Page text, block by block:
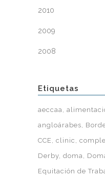
2010
2009
2008
Etiquetas
aeccaa
angloárabes
CCE clinic
Derby doma
Equitación de